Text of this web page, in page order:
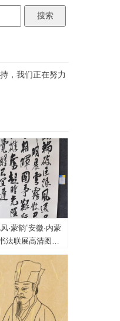
，我们正在努力
·蒙韵”安徽·内蒙
法联展高清图
、特邀作品）